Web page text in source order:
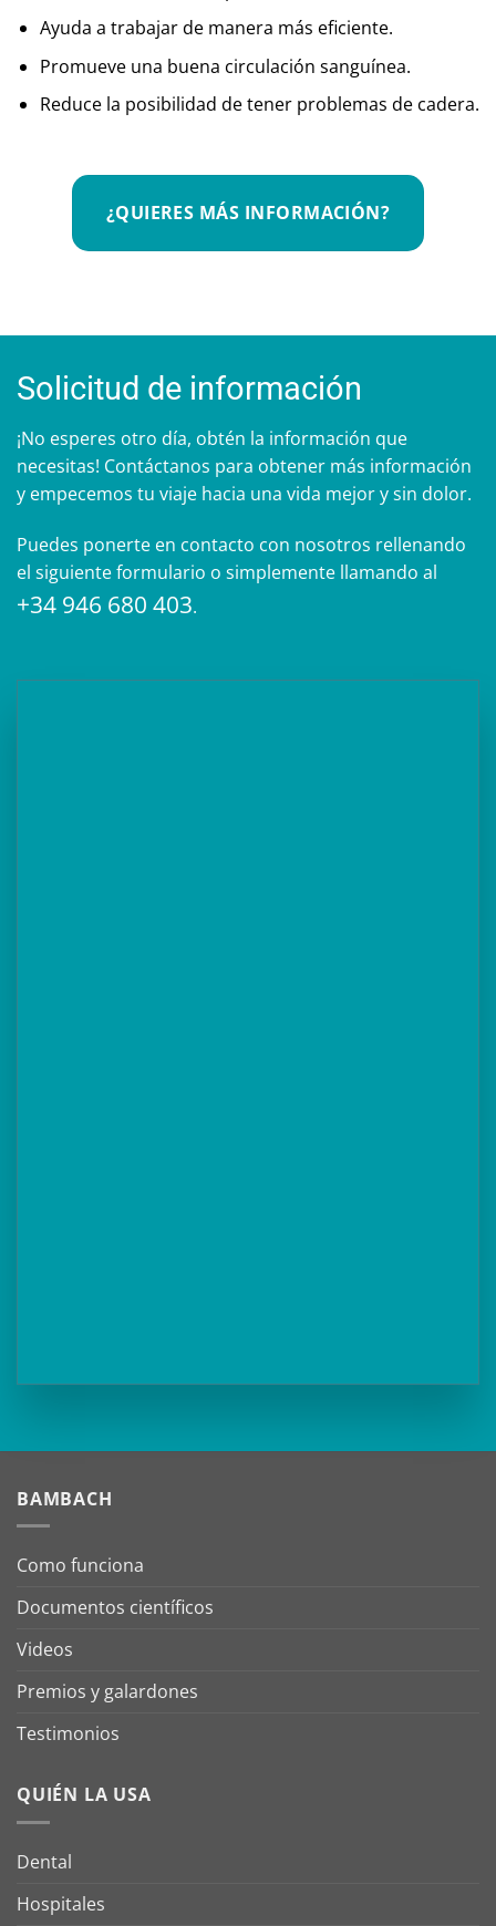
Ayuda a trabajar de manera más eficiente.
Promueve una buena circulación sanguínea.
Reduce la posibilidad de tener problemas de cadera.
¿QUIERES MÁS INFORMACIÓN?
Solicitud de información
¡No esperes otro día, obtén la información que
necesitas! Contáctanos para obtener más información
y empecemos tu viaje hacia una vida mejor y sin dolor.
Puedes ponerte en contacto con nosotros rellenando
el siguiente formulario o simplemente llamando al
+34 946 680 403.
BAMBACH
Como funciona
Documentos científicos
Videos
Premios y galardones
Testimonios
QUIÉN LA USA
Dental
Hospitales